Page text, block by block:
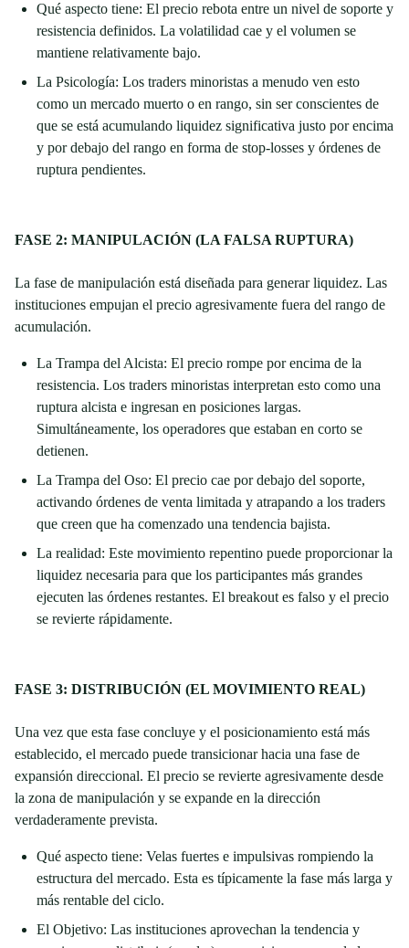
Qué aspecto tiene: El precio rebota entre un nivel de soporte y
resistencia definidos. La volatilidad cae y el volumen se
mantiene relativamente bajo.
La Psicología: Los traders minoristas a menudo ven esto
como un mercado muerto o en rango, sin ser conscientes de
que se está acumulando liquidez significativa justo por encima
y por debajo del rango en forma de stop-losses y órdenes de
ruptura pendientes.
FASE 2: MANIPULACIÓN (LA FALSA RUPTURA)
La fase de manipulación está diseñada para generar liquidez. Las
instituciones empujan el precio agresivamente fuera del rango de
acumulación.
La Trampa del Alcista: El precio rompe por encima de la
resistencia. Los traders minoristas interpretan esto como una
ruptura alcista e ingresan en posiciones largas.
Simultáneamente, los operadores que estaban en corto se
detienen.
La Trampa del Oso: El precio cae por debajo del soporte,
activando órdenes de venta limitada y atrapando a los traders
que creen que ha comenzado una tendencia bajista.
La realidad: Este movimiento repentino puede proporcionar la
liquidez necesaria para que los participantes más grandes
ejecuten las órdenes restantes. El breakout es falso y el precio
se revierte rápidamente.
FASE 3: DISTRIBUCIÓN (EL MOVIMIENTO REAL)
Una vez que esta fase concluye y el posicionamiento está más
establecido, el mercado puede transicionar hacia una fase de
expansión direccional. El precio se revierte agresivamente desde
la zona de manipulación y se expande en la dirección
verdaderamente prevista.
Qué aspecto tiene: Velas fuertes e impulsivas rompiendo la
estructura del mercado. Esta es típicamente la fase más larga y
más rentable del ciclo.
El Objetivo: Las instituciones aprovechan la tendencia y